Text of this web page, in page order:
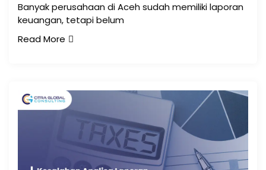
Banyak perusahaan di Aceh sudah memiliki laporan
keuangan, tetapi belum
Read More